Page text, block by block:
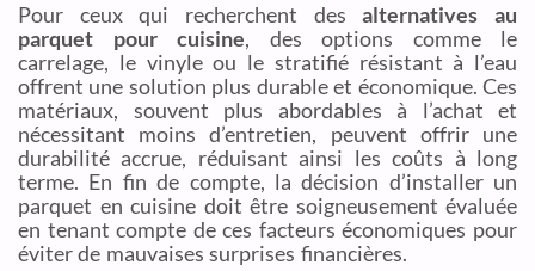
Pour ceux qui recherchent desalternatives au
parquet pour cuisine, des options comme le
carrelage, le vinyle ou le stratifié résistant à l’eau
offrent une solution plus durable et économique. Ces
matériaux, souvent plus abordables à l’achat et
nécessitant moins d’entretien, peuvent offrir une
durabilité accrue, réduisant ainsi les coûts à long
terme. En fin de compte, la décision d’installer un
parquet en cuisine doit être soigneusement évaluée
en tenant compte de ces facteurs économiques pour
éviter de mauvaises surprises financières.